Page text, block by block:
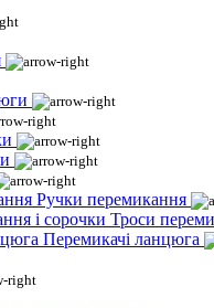
Ручки перемикання
Троси
Перемикачі ланцюга